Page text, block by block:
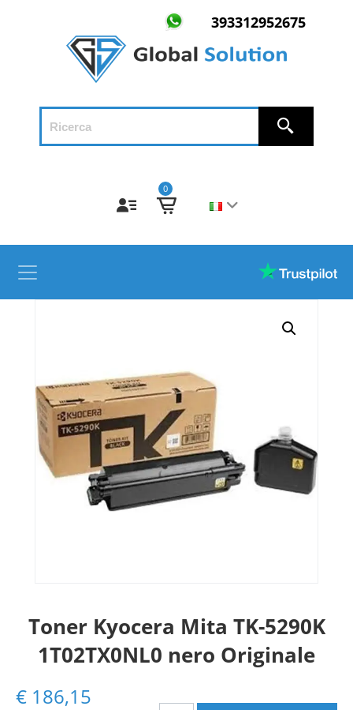
393312952675
0
Toner Kyocera Mita TK-5290K
1T02TX0NL0 nero Originale
€ 186,15